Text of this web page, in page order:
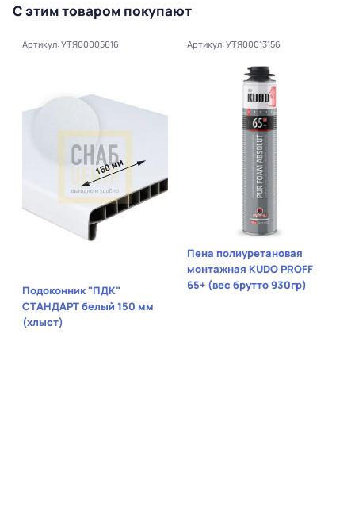
С этим товаром покупают
Артикул: УТЯ00005616
Подоконник "ПДК"
СТАНДАРТ белый 150 мм
(хлыст)
Артикул: УТЯ00013156
Пена полиуретановая
монтажная KUDO PROFF
65+ (вес брутто 930гр)